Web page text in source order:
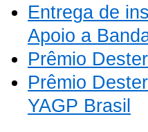
Entrega de
Apoio a
Prêmio
Prêmio
YAGP Brasil